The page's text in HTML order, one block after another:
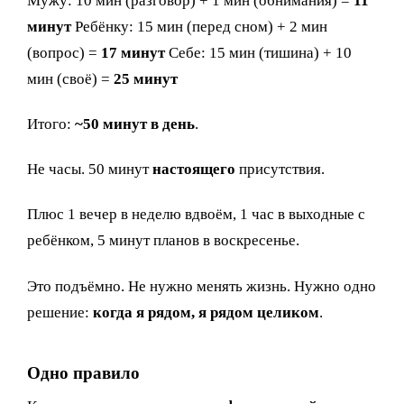
минутРебёнку: 15 мин (перед сном) + 2 мин
(вопрос) = 17 минутСебе: 15 мин (тишина) + 10
мин (своё) =25 минут
Итого:~50 минут в день.
Не часы. 50 минутнастоящего присутствия.
Плюс 1 вечер в неделю вдвоём, 1 час в выходные с
ребёнком, 5 минут планов в воскресенье.
Это подъёмно. Не нужно менять жизнь. Нужно одно
решение:когда я рядом, я рядом целиком.
Одно правило